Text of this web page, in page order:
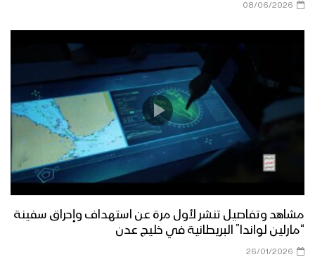
08/06/2026
مشاهد وتفاصيل تنشر لأول مرة عن استهداف وإحراق سفينة
“مارلين لواندا” البريطانية في خليج عدن
26/01/2026